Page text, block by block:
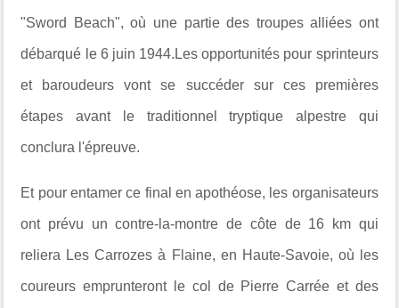
"Sword Beach", où une partie des troupes alliées ont
débarqué le 6 juin 1944.Les opportunités pour sprinteurs
et baroudeurs vont se succéder sur ces premières
étapes avant le traditionnel tryptique alpestre qui
conclura l'épreuve.
Et pour entamer ce final en apothéose, les organisateurs
ont prévu un contre-la-montre de côte de 16 km qui
reliera Les Carrozes à Flaine, en Haute-Savoie, où les
coureurs emprunteront le col de Pierre Carrée et des